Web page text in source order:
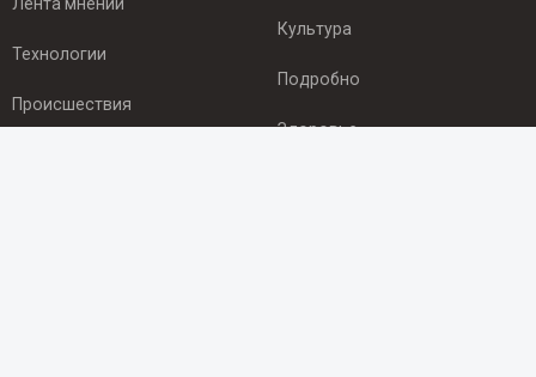
Лента мнений
Технологии
Происшествия
Культура
Подробно
Здоровье